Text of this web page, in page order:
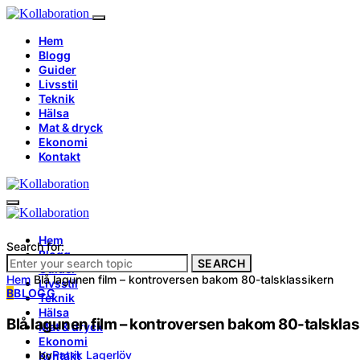
Hem
Blogg
Guider
Livsstil
Teknik
Hälsa
Mat & dryck
Ekonomi
Kontakt
Hem
Blogg
Guider
Livsstil
Teknik
Hälsa
Mat & dryck
Ekonomi
Kontakt
Search for:
SEARCH
Hem Blå lagunen film – kontroversen bakom 80-talsklassikern
BBLOGG
Blå lagunen film – kontroversen bakom 80-
byPatrik Lagerlöv